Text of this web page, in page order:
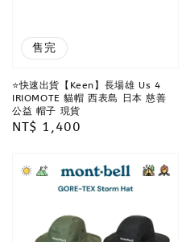
售完
⭐️快速出貨【Keen】長場雄 Us 4
IRIOMOTE 貓帽 西表島 日本 慈善
公益 帽子 現貨
Regular
NT$ 1,400